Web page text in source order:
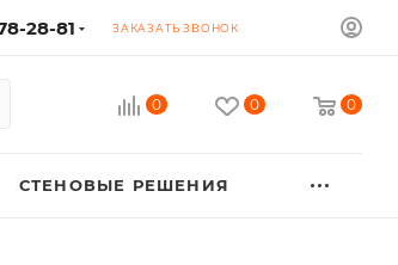
28-81 ЗАКАЗАТЬ ЗВОНОК
0 0 0
СТЕНОВЫЕ РЕШЕНИЯ